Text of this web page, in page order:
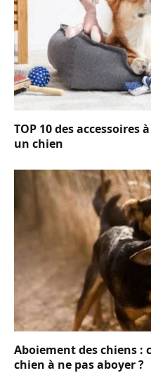
TOP 10 des
un chien
Aboiement des chiens :
chien à ne pas aboyer ?